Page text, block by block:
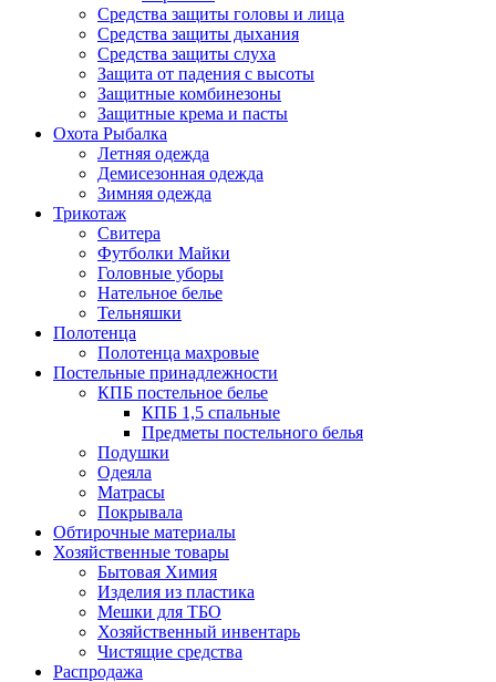
Средства защиты головы и лица
Средства защиты дыхания
Средства защиты слуха
Защита от падения с высоты
Защитные комбинезоны
Защитные крема и пасты
Охота Рыбалка
Летняя одежда
Демисезонная одежда
Зимняя одежда
Трикотаж
Свитера
Футболки Майки
Головные уборы
Нательное белье
Тельняшки
Полотенца
Полотенца махровые
Постельные принадлежности
КПБ постельное белье
КПБ 1,5 спальные
Предметы постельного белья
Подушки
Одеяла
Матрасы
Покрывала
Обтирочные материалы
Хозяйственные товары
Бытовая Химия
Изделия из пластика
Мешки для ТБО
Хозяйственный инвентарь
Чистящие средства
Распродажа